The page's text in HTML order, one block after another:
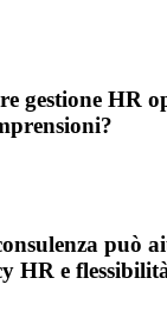
gestione HR
può
HR e